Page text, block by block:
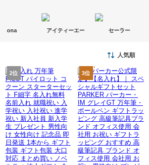
ona アイティーエー セーラー
人気順
2位 3位